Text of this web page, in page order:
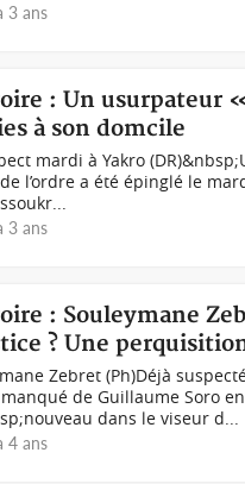
3 ans
: Un usurpateur
à son domcile
mardi à Yakro
l’ordre a été épinglé le
3 ans
: Souleymane
? Une
Zebret (Ph)Déjà
de Guillaume Soro
dans le viseur d...
4 ans